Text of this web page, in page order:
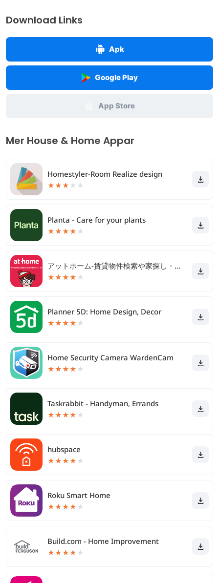
Download Links
Apk
Google Play
App Store
Mer House & Home Appar
Homestyler-Room Realize design
★★★ ★ ★
Planta - Care for your plants
★★★★ ★
アットホーム-賃貸物件検索や家探し・土地探しの不動産アプリ
★★★★ ★
Planner 5D: Home Design, Decor
★★★★ ★
Home Security Camera WardenCam
★★★★ ★
Taskrabbit - Handyman, Errands
★★★★ ★
hubspace
★★★★ ★
Roku Smart Home
★★★★ ★
Build.com - Home Improvement
★★★★ ★